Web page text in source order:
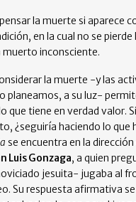
la muerte si aparece
en la cual no se pierde
muerto inconsciente.
la muerte -y las
planeamos, a su luz-
que tiene en verdad valor.
¿seguiría haciendo lo que
se encuentra en la dirección
Luis Gonzaga, a quien
jesuita- jugaba al
Su respuesta afirmativa